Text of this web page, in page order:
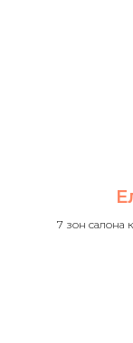
7 зон салона